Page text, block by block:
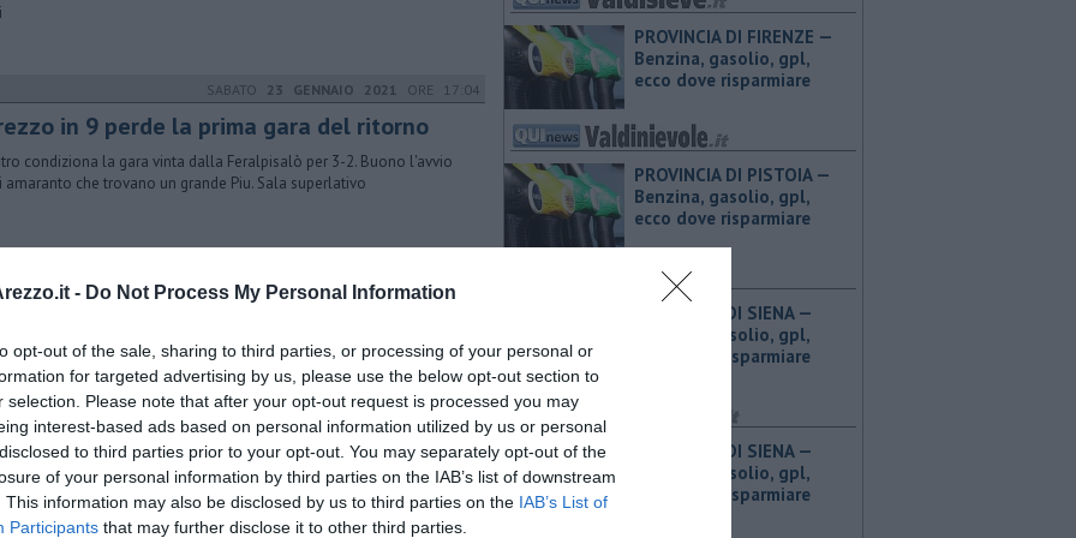
- Do Not Process My Personal Information
opt-out of the sale, sharing to third parties, or processing of your personal or
for targeted advertising by us, please use the below opt-out section to
selection. Please note that after your opt-out request is processed you may
interest-based ads based on personal information utilized by us or personal
to third parties prior to your opt-out. You may separately opt-out of the
of your personal information by third parties on the IAB’s list of downstream
This information may also be disclosed by us to third parties on the IAB’s List of
Participants that may further disclose it to other third parties.
SABATO 23 GENNAIO 2021 ORE 17:04
in 9 perde la prima gara del ritorno
condiziona la gara vinta dalla Feralpisalò per 3-2. Buono l'avvio
amaranto che trovano un grande Piu. Sala superlativo
MARTEDÌ 07 SETTEMBRE 2021 ORE 13:00
di assistenza tecnica di Coldiretti Arezzo scende in campo per
il parassita che attacca la frutta, già decimata dalla siccità
VENERDÌ08 LUGLIO 2022ORE 15:58
libera la vespa samurai contro la
PROVINCIA DI FIRENZE — ​
Benzina, gasolio, gpl,
ecco dove risparmiare
PROVINCIA DI PISTOIA — ​
Benzina, gasolio, gpl,
ecco dove risparmiare
PROVINCIA DI SIENA — ​
Benzina, gasolio, gpl,
ecco dove risparmiare
PROVINCIA DI SIENA — ​
Benzina, gasolio, gpl,
ecco dove risparmiare